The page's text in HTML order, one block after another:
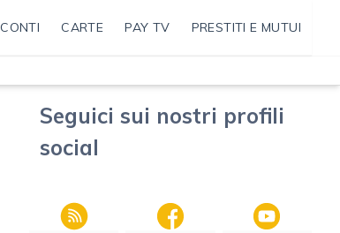
CONTI CARTE PAY TV PRESTITI E MUTUI
Seguici sui nostri profili
social